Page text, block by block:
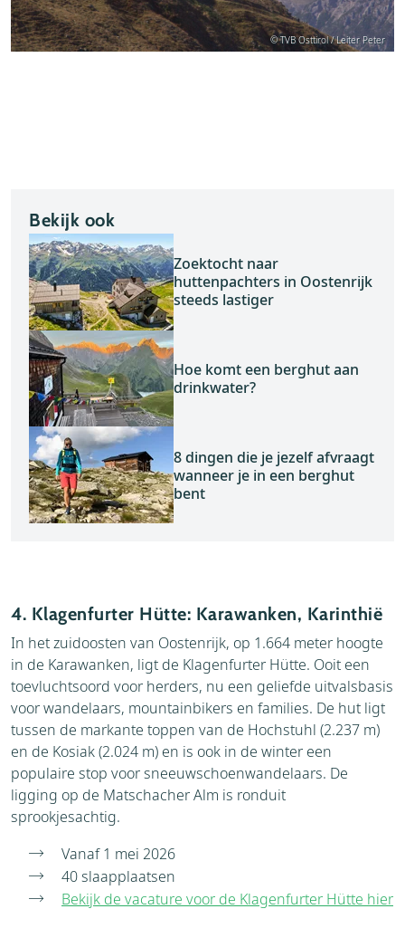
© TVB Osttirol / Leiter Peter
Bekijk ook
Zoektocht naar
huttenpachters in Oostenrijk
steeds lastiger
Hoe komt een berghut aan
drinkwater?
8 dingen die je jezelf afvraagt
wanneer je in een berghut
bent
4. Klagenfurter Hütte: Karawanken, Karinthië
In het zuidoosten van Oostenrijk, op 1.664 meter hoogte
in de Karawanken, ligt de Klagenfurter Hütte. Ooit een
toevluchtsoord voor herders, nu een geliefde uitvalsbasis
voor wandelaars, mountainbikers en families. De hut ligt
tussen de markante toppen van de Hochstuhl (2.237 m)
en de Kosiak (2.024 m) en is ook in de winter een
populaire stop voor sneeuwschoenwandelaars. De
ligging op de Matschacher Alm is ronduit
sprookjesachtig.
Vanaf 1 mei 2026
40 slaapplaatsen
Bekijk de vacature voor de Klagenfurter Hütte hier